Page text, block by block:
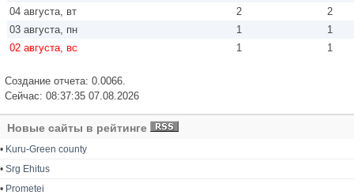
04 августа, вт
2
2
03 августа, пн
1
1
02 августа, вс
1 1
Создание отчета: 0.0066.
Сейчас: 08:37:35 07.08.2026
Новые сайты в рейтинге
• Kuru-Green county
• Srg Ehitus
• Prometei